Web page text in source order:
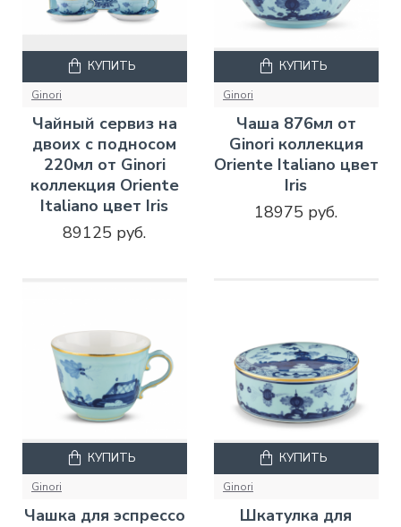
Ginori
Чайный сервиз на
двоих с подносом
220мл от Ginori
коллекция Oriente
Italiano цвет Iris
89125 руб.
КУПИТЬ
Ginori
Чаша 876мл от
Ginori коллекция
Oriente Italiano цвет
Iris
18975 руб.
КУПИТЬ
Ginori
Чашка для эспрессо
КУПИТЬ
Ginori
Шкатулка для
КУПИТЬ